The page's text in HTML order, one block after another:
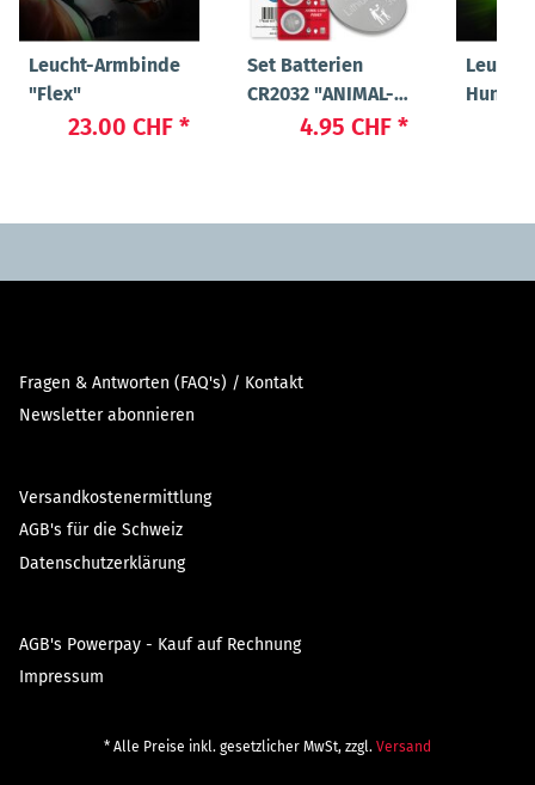
Leucht-Armbinde
"Flex"
23.00 CHF *
Set Batterien
CR2032 "ANIMAL-
LIGHT POWER"
4.95 CHF *
Leucht-
Fragen & Antworten (FAQ's) / Kontakt
Newsletter abonnieren
Versandkostenermittlung
AGB's für die Schweiz
Datenschutzerklärung
AGB's Powerpay - Kauf auf Rechnung
Impressum
* Alle Preise inkl. gesetzlicher MwSt, zzgl. Versand